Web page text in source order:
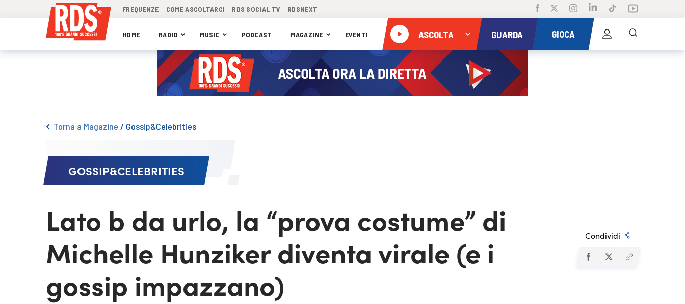
FREQUENZE COME ASCOLTARCI RDS SOCIAL TV RDSNEXT
HOME RADIO MUSIC PODCAST MAGAZINE EVENTI ASCOLTA GUARDA GIOCA
Torna a Magazine / Gossip&Celebrities
GOSSIP&CELEBRITIES
Lato b da urlo, la “prova costume” di
Michelle Hunziker diventa virale (e i
gossip impazzano)
Condividi